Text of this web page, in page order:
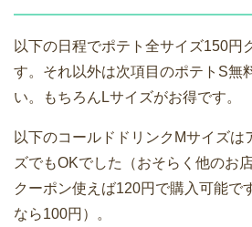
以下の日程でポテト全サイズ150円
す。それ以外は次項目のポテトS無
い。もちろんLサイズがお得です。
以下のコールドドリンクMサイズは
ズでもOKでした（おそらく他のお
クーポン使えば120円で購入可能で
なら100円）。